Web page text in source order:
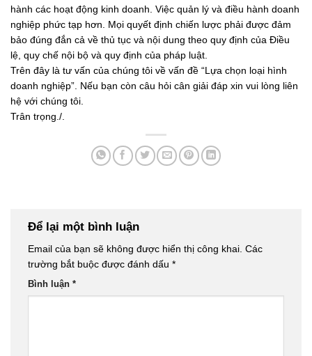
hành các hoạt động kinh doanh. Việc quản lý và điều hành doanh
nghiệp phức tạp hơn. Mọi quyết định chiến lược phải được đảm
bảo đúng đắn cả về thủ tục và nội dung theo quy định của Điều
lệ, quy chế nội bộ và quy định của pháp luật.
Trên đây là tư vấn của chúng tôi về vấn đề “Lựa chọn loại hình
doanh nghiệp”. Nếu bạn còn câu hỏi cân giải đáp xin vui lòng liên
hệ với chúng tôi.
Trân trọng./.
Để lại một bình luận
Email của bạn sẽ không được hiển thị công khai. Các
trường bắt buộc được đánh dấu *
Bình luận *